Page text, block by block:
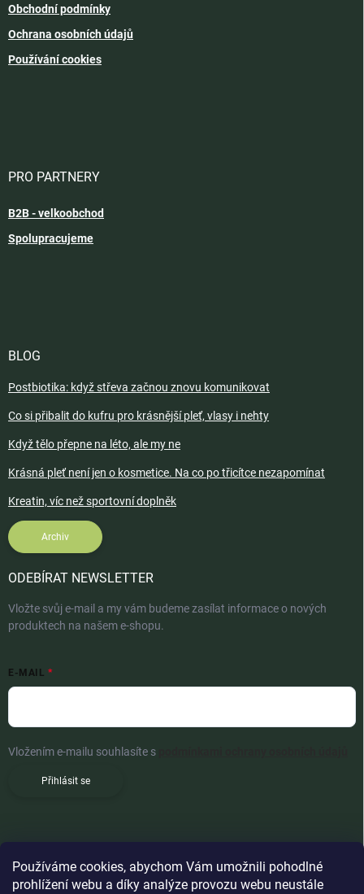
Používáme cookies, abychom Vám umožnili pohodlné
prohlížení webu a díky analýze provozu webu neustále
Obchodní podmínky
Ochrana osobních údajů
Používání cookies
PRO PARTNERY
B2B - velkoobchod
Spolupracujeme
BLOG
Postbiotika: když střeva začnou znovu komunikovat
Co si přibalit do kufru pro krásnější pleť, vlasy i nehty
Když tělo přepne na léto, ale my ne
Krásná pleť není jen o kosmetice. Na co po třicítce nezapomínat
Kreatin, víc než sportovní doplněk
Archiv
ODEBÍRAT NEWSLETTER
Vložte svůj e-mail a my vám budeme zasílat informace o nových
produktech na našem e-shopu.
E-MAIL
Vložením e-mailu souhlasíte s
Přihlásit se